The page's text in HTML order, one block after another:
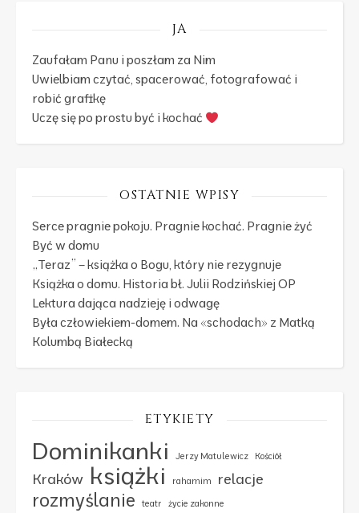
JA
Zaufałam Panu i poszłam za Nim
Uwielbiam czytać, spacerować, fotografować i
robić grafikę
Uczę się po prostu być i kochać
OSTATNIE WPISY
Serce pragnie pokoju. Pragnie kochać. Pragnie żyć
Być w domu
„Teraz” – książka o Bogu, który nie rezygnuje
Książka o domu. Historia bł. Julii Rodzińskiej OP
Lektura dająca nadzieję i odwagę
Była człowiekiem-domem. Na «schodach» z Matką
Kolumbą Białecką
ETYKIETY
Dominikanki Jerzy Matulewicz Kościół
Kraków książki rahamim relacje
rozmyślanie teatr życie zakonne